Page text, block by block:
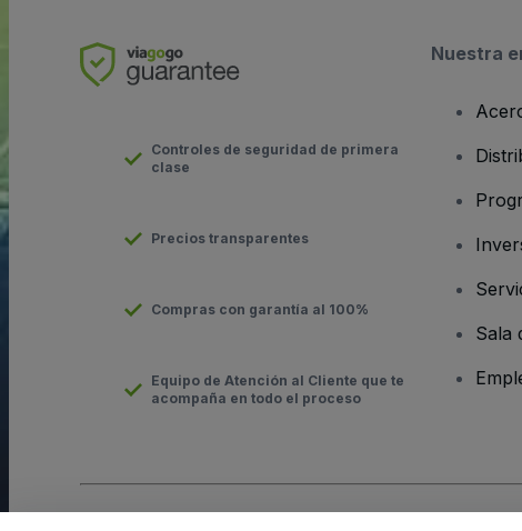
Controles de seguridad de primera
clase
Precios transparentes
Compras con garantía al 100%
Equipo de Atención al Cliente que te
acompaña en todo el proceso
Nuestra
Sala